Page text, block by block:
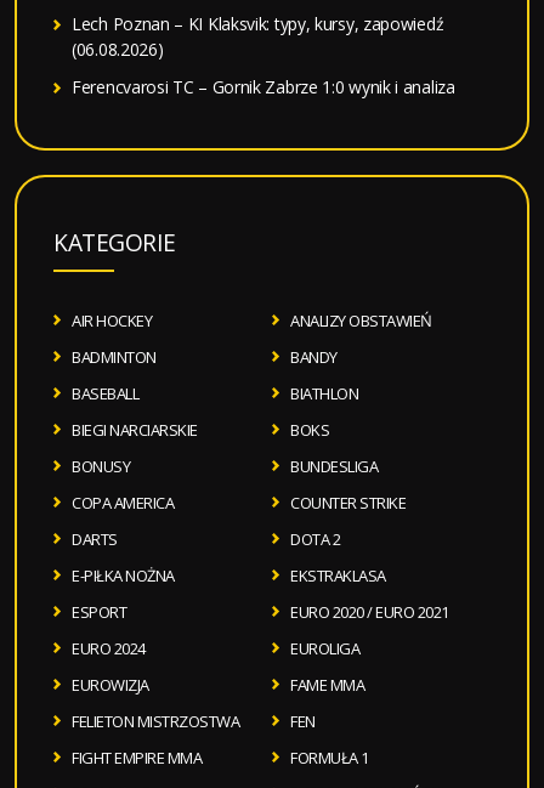
Lech Poznan – KI Klaksvik: typy, kursy, zapowiedź
(06.08.2026)
Ferencvarosi TC – Gornik Zabrze 1:0 wynik i analiza
KATEGORIE
AIR HOCKEY
ANALIZY OBSTAWIEŃ
BADMINTON
BANDY
BASEBALL
BIATHLON
BIEGI NARCIARSKIE
BOKS
BONUSY
BUNDESLIGA
COPA AMERICA
COUNTER STRIKE
DARTS
DOTA 2
E-PIŁKA NOŻNA
EKSTRAKLASA
ESPORT
EURO 2020 / EURO 2021
EURO 2024
EUROLIGA
EUROWIZJA
FAME MMA
FELIETON MISTRZOSTWA
FEN
FIGHT EMPIRE MMA
FORMUŁA 1